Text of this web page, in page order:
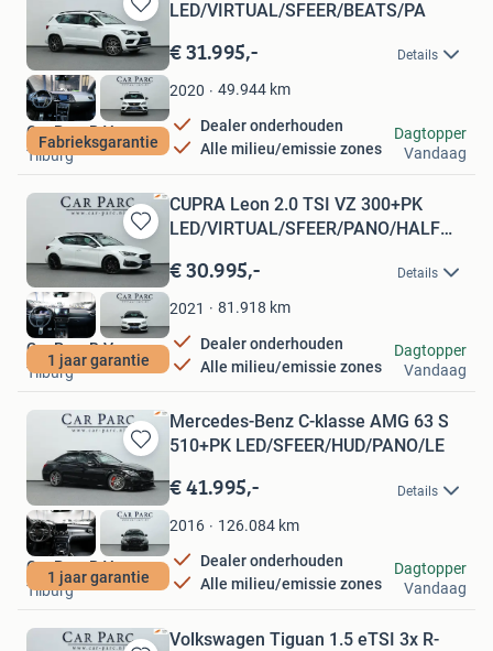
Bewaren
in
Mijn
Favorieten
Fabrieksgarantie
LED/VIRTUAL/SFEER/BEATS/PA
€ 31.995,- Details
2020 49.944 km
Dealer onderhouden
Alle milieu/emissie zones
Car Parc B.V.
Tilburg
Dagtopper
Vandaag
Bewaren
in
Mijn
Favorieten
1 jaar garantie
CUPRA Leon 2.0 TSI VZ 300+PK
LED/VIRTUAL/SFEER/PANO/HALF
€ 30.995,- Details
2021 81.918 km
Dealer onderhouden
Alle milieu/emissie zones
Car Parc B.V.
Tilburg
Dagtopper
Vandaag
Bewaren
in
Mijn
Favorieten
1 jaar garantie
Mercedes-Benz C-klasse AMG 63 S
510+PK LED/SFEER/HUD/PANO/LE
€ 41.995,- Details
2016 126.084 km
Dealer onderhouden
Alle milieu/emissie zones
Car Parc B.V.
Tilburg
Dagtopper
Vandaag
Volkswagen Tiguan 1.5 eTSI 3x R-